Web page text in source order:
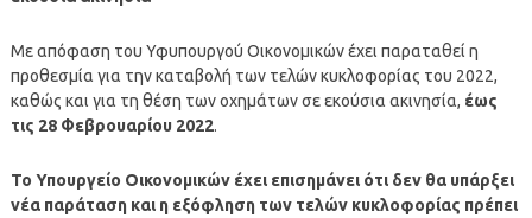
Με απόφαση του Υφυπουργού Οικονομικών έχει παραταθεί η
προθεσμία για την καταβολή των τελών κυκλοφορίας του 2022,
καθώς και για τη θέση των οχημάτων σε εκούσια ακινησία, έως
τις 28 Φεβρουαρίου 2022.
Το Υπουργείο Οικονομικών έχει επισημάνει ότι δεν θα υπάρξει
νέα παράταση και η εξόφληση των τελών κυκλοφορίας πρέπει